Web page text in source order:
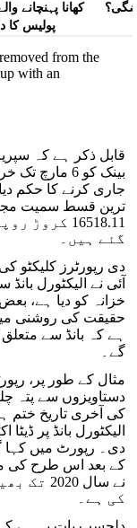
کھانا پہنچانے
پولیس کا
from the
with an
قابل ذکر ہے کہ
بینک کو 6
جاری کرنے کا حکم
ترین قسط سمیت
16518.11
گئے ہیں۔
دی رپورٹرز کلیکٹو
آئی نے الیکٹورل
حقیقت کی روشنی
ہے کہ بانڈ سے
گے۔
مثال کے طور پر،
دستاویزوں سے پتہ
الیکٹورل بانڈ پر
دی۔ رپورٹ میں کہا
کے بعد اس طرح کی
نے سال
کی ہے۔